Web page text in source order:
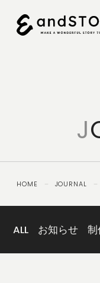
PLANNING
CREATIVE
ABOUT
US
J
HOME － JOURNAL －
ALL お知らせ